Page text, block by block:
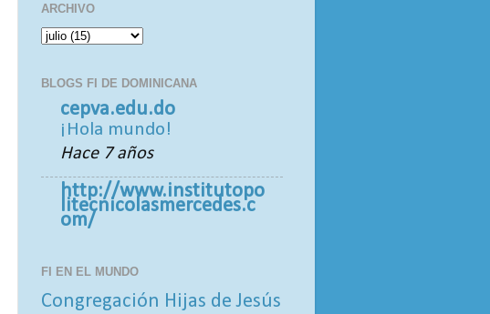
ARCHIVO
BLOGS FI DE DOMINICANA
cepva.edu.do
¡Hola mundo!
Hace 7 años
http://www.institutopo
litecnicolasmercedes.c
om/
FI EN EL MUNDO
Congregación Hijas de Jesús